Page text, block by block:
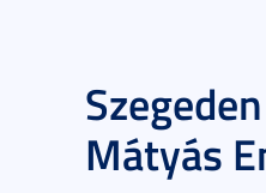
Mátyás